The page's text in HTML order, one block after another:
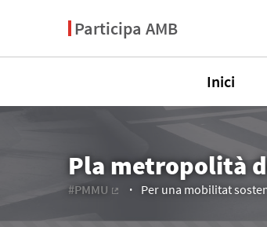
Participa AMB
Inici
Pla metropolità
#PMMU
Per una mobilitat